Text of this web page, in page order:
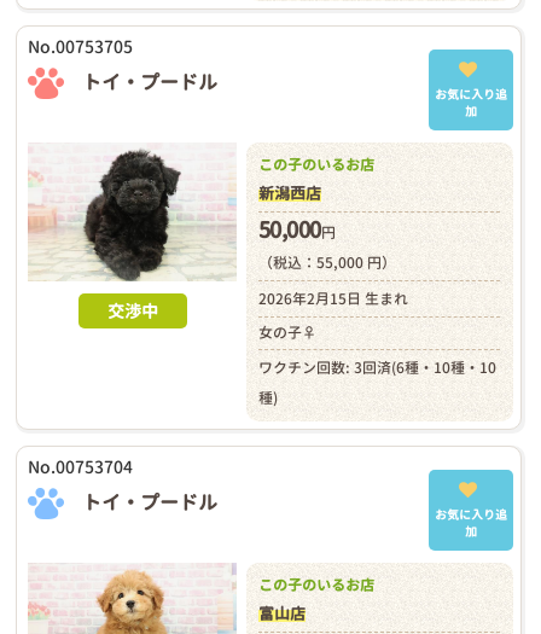
No.00753705
トイ・プードル
お気に入り追
加
交渉中
この子のいるお店
新潟西店
50,000円
（税込：55,000 円）
2026年2月15日 生まれ
女の子♀
ワクチン回数: 3回済(6種・10種・10
種)
No.00753704
トイ・プードル
お気に入り追
加
この子のいるお店
富山店